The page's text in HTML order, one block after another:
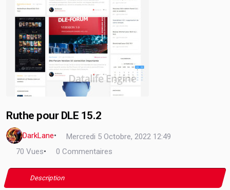
Ruthe pour DLE 15.2
DarkLane•
Mercredi 5 Octobre, 2022 12:49
70 Vues• 0 Commentaires
Description